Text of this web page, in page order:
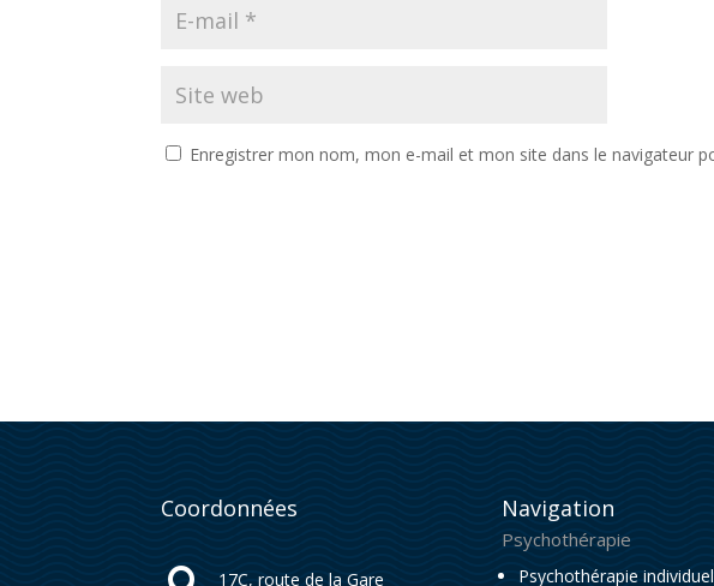
Enregistrer mon nom, mon e-mail et mon site dans le navigateur
Coordonnées
17C, route de la Gare
Navigation
Psychothérapie
Psychothérapie